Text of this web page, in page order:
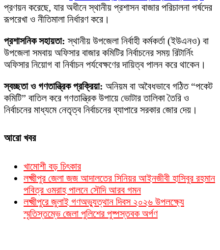
প্রণয়ন করেছে, যার অধীনে স্থানীয় প্রশাসন বাজার পরিচালনা পর্ষদের
রূপরেখা ও নীতিমালা নির্ধারণ করে।
প্রশাসনিক সহায়তা: স্থানীয় উপজেলা নির্বাহী কর্মকর্তা (ইউএনও) বা
উপজেলা সমবায় অফিসার বাজার কমিটির নির্বাচনের সময় রিটার্নিং
অফিসার নিয়োগ বা নির্বাচন পর্যবেক্ষণের দায়িত্ব পালন করে থাকেন।
স্বচ্ছতা ও গণতান্ত্রিক প্রক্রিয়া: অনিয়ম বা অবৈধভাবে গঠিত “পকেট
কমিটি” বাতিল করে গণতান্ত্রিক উপায়ে ভোটার তালিকা তৈরি ও
নির্বাচনের মাধ্যমে নেতৃত্ব নির্বাচনের ব্যাপারে সরকার জোর দেয়।
আরো খবর
খামোশী বড় চিৎকার
লক্ষ্মীপুর জেলা জজ আদালতের সিনিয়র আইনজীবী হাসিবুর রহমান
পবিত্র ওমরাহ পালনে সৌদি আরব গমন
লক্ষ্মীপুরে জুলাই গণঅভ্যুত্থান দিবস ২০২৬ উপলক্ষ্যে
স্মৃতিস্তম্ভে জেলা পুলিশের পুষ্পস্তবক অর্পণ